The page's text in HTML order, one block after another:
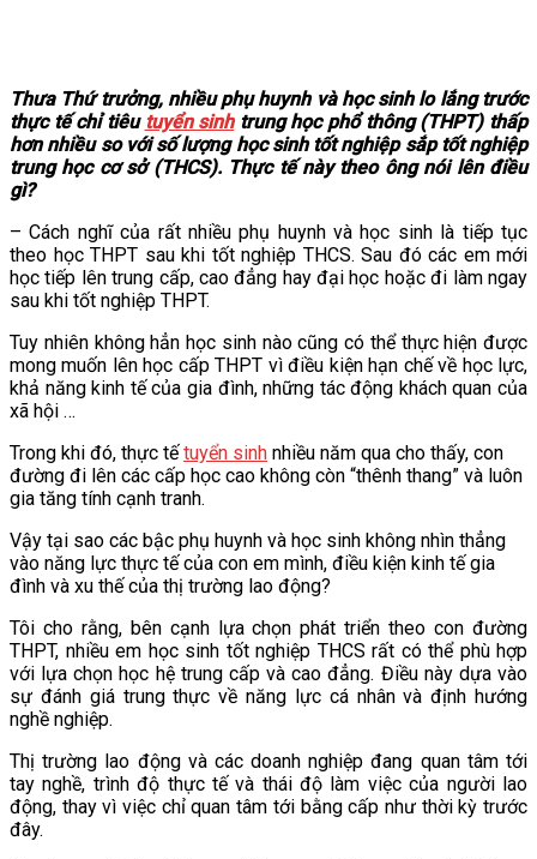
Thưa Thứ trưởng, nhiều phụ huynh và học sinh lo lắng trước
thực tế chỉ tiêu tuyển sinhtrung học phổ thông (THPT) thấp
hơn nhiều so với số lượng học sinh tốt nghiệp sắp tốt nghiệp
trung học cơ sở (THCS). Thực tế này theo ông nói lên điều
gì?
– Cách nghĩ của rất nhiều phụ huynh và học sinh là tiếp tục
theo học THPT sau khi tốt nghiệp THCS. Sau đó các em mới
học tiếp lên trung cấp, cao đẳng hay đại học hoặc đi làm ngay
sau khi tốt nghiệp THPT.
Tuy nhiên không hẳn học sinh nào cũng có thể thực hiện được
mong muốn lên học cấp THPT vì điều kiện hạn chế về học lực,
khả năng kinh tế của gia đình, những tác động khách quan của
xã hội …
Trong khi đó, thực tếtuyển sinh nhiều năm qua cho thấy, con
đường đi lên các cấp học cao không còn “thênh thang” và luôn
gia tăng tính cạnh tranh.
Vậy tại sao các bậc phụ huynh và học sinh không nhìn thẳng
vào năng lực thực tế của con em mình, điều kiện kinh tế gia
đình và xu thế của thị trường lao động?
Tôi cho rằng, bên cạnh lựa chọn phát triển theo con đường
THPT, nhiều em học sinh tốt nghiệp THCS rất có thể phù hợp
với lựa chọn học hệ trung cấp và cao đẳng. Điều này dựa vào
sự đánh giá trung thực về năng lực cá nhân và định hướng
nghề nghiệp.
Thị trường lao động và các doanh nghiệp đang quan tâm tới
tay nghề, trình độ thực tế và thái độ làm việc của người lao
động, thay vì việc chỉ quan tâm tới bằng cấp như thời kỳ trước
đây.